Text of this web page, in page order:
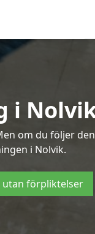
i
om du följer
i Nolvik.
utan förpliktelser